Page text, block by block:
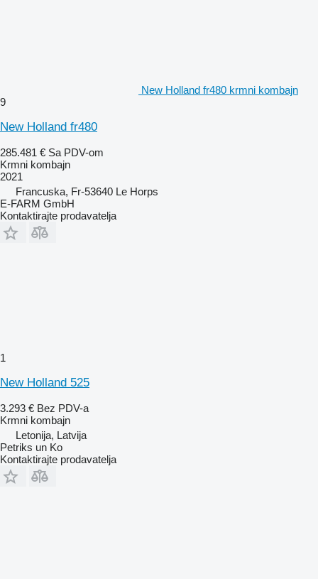
New Holland fr480 krmni kombajn
9
New Holland fr480
285.481 € Sa PDV-om
Krmni kombajn
2021
Francuska, Fr-53640 Le Horps
E-FARM GmbH
Kontaktirajte prodavatelja
1
New Holland 525
3.293 € Bez PDV-a
Krmni kombajn
Letonija, Latvija
Petriks un Ko
Kontaktirajte prodavatelja